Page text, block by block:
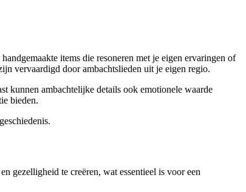
items die resoneren met je eigen ervaringen of
vervaardigd door ambachtslieden uit je eigen regio.
kunnen ambachtelijke details ook emotionele waarde
bieden.
gezelligheid te creëren, wat essentieel is voor een